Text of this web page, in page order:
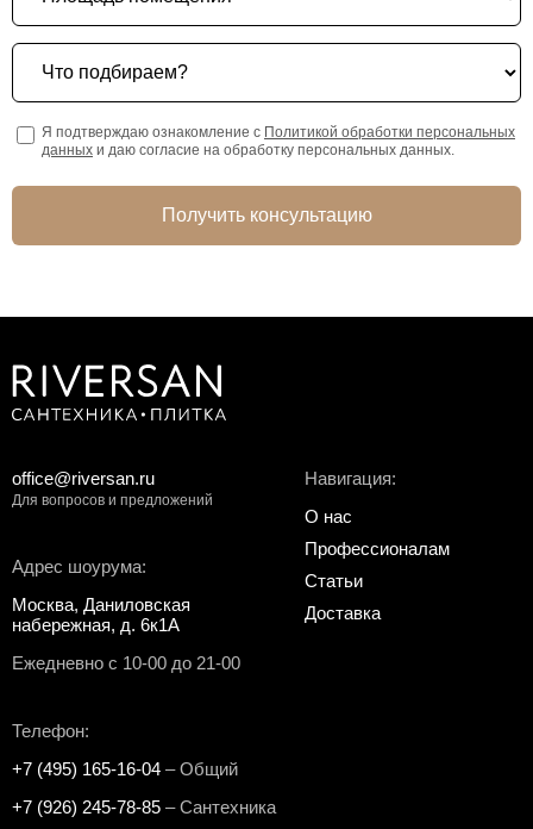
Что подбираем?
Я подтверждаю ознакомление с Политикой обработки персональных
данных и даю согласие на обработку персональных данных.
Получить консультацию
Адрес шоурума:
Москва, Даниловская
набережная, д. 6к1А
Ежедневно с 10-00 до 21-00
Телефон:
+7 (495) 165-16-04 – Общий
+7 (926) 245-78-85 – Сантехника
Навигация:
О нас
Профессионалам
Статьи
Доставка
office@riversan.ru
Для вопросов и предложений